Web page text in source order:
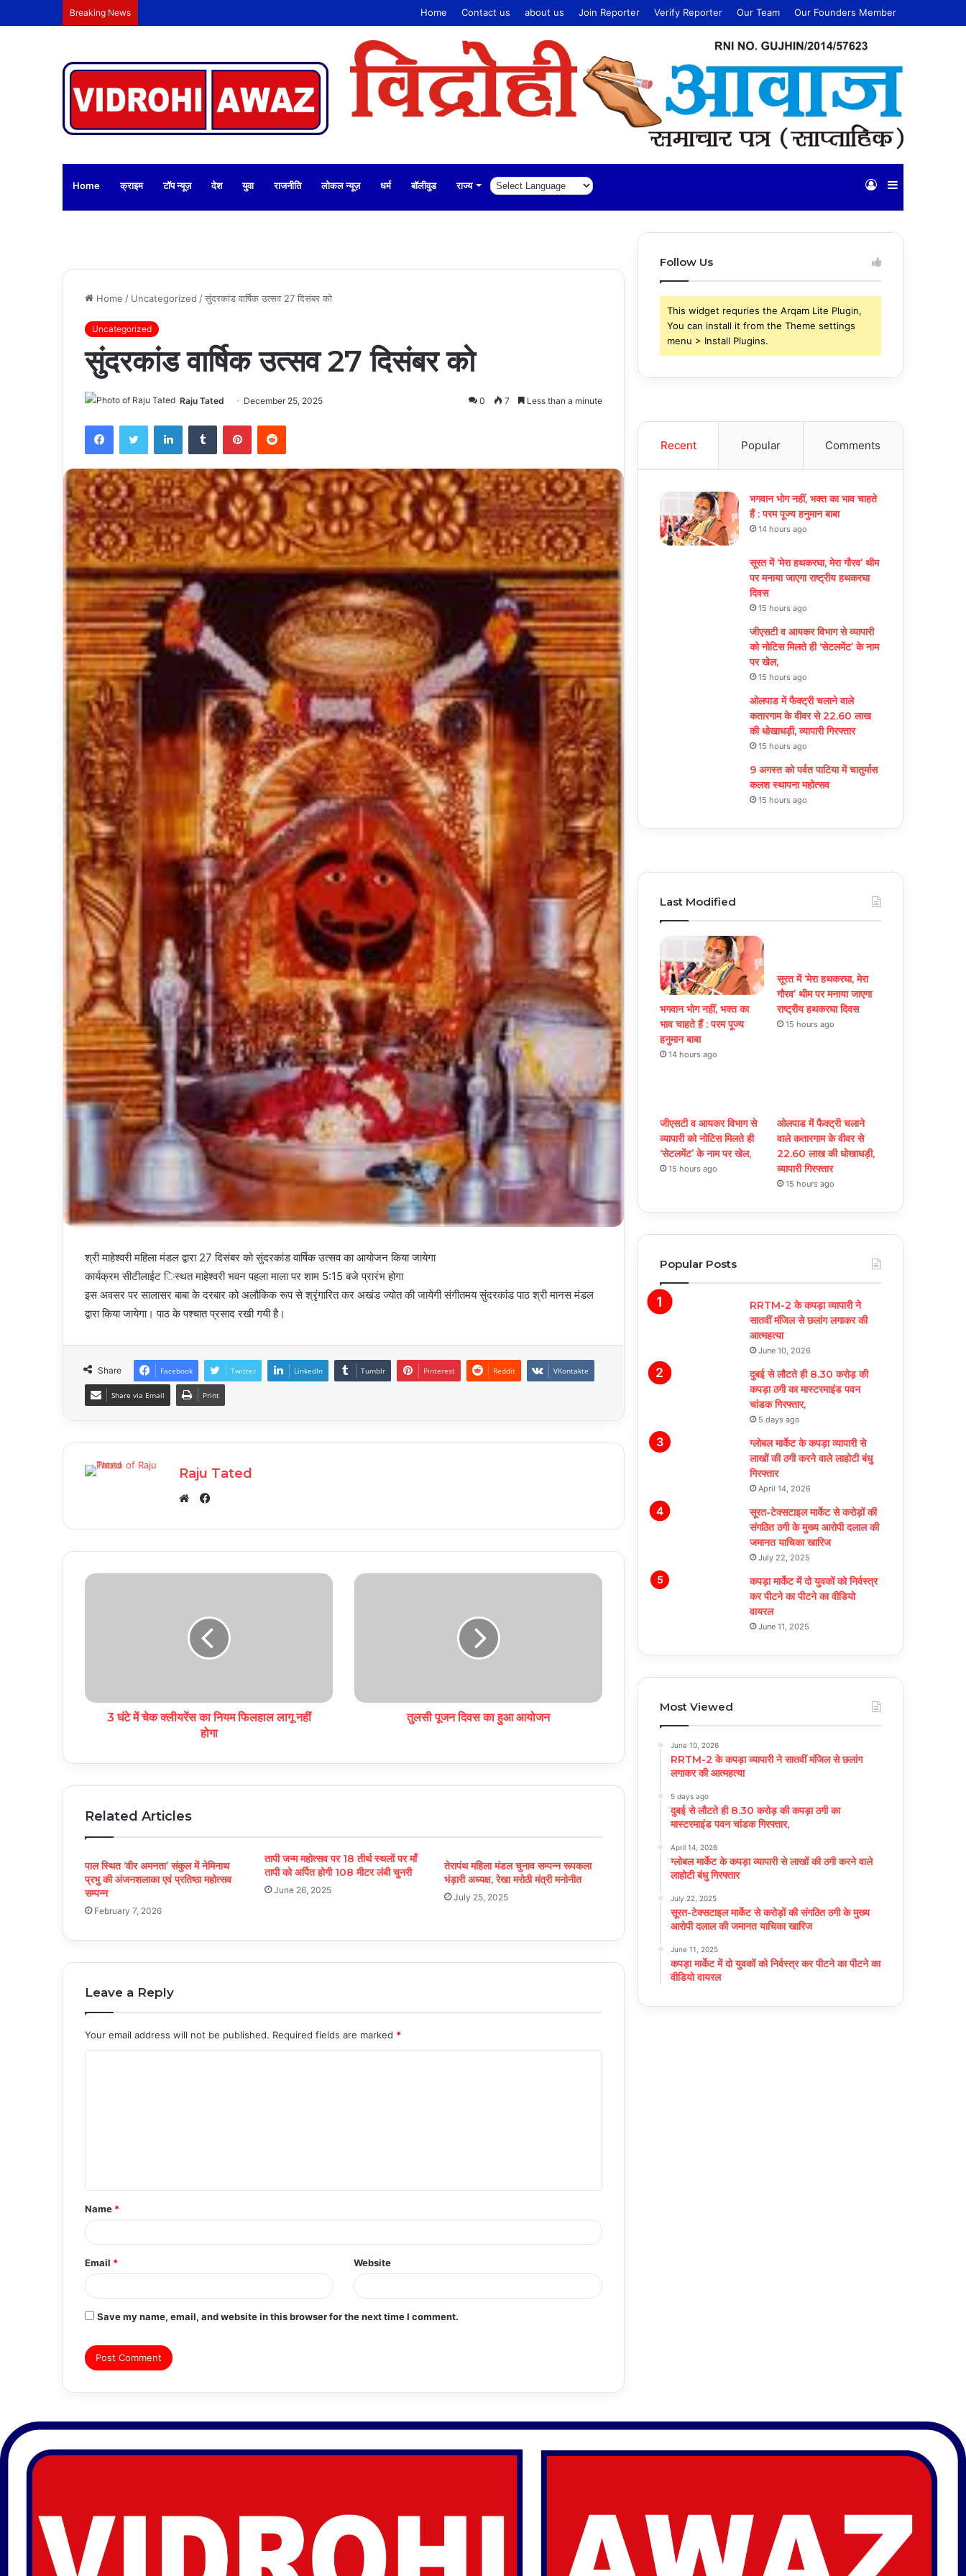
Breaking News Home Contact us about us Join Reporter Verify Reporter Our Team Our Founders Member
Home क्राइम टॉप न्यूज़ देश युवा राजनीति लोकल न्यूज़ धर्म बॉलीवुड राज्य Sidebar
Log
Home / Uncategorized /सुंदरकांड वार्षिक उत्सव 27 दिसंबर को
Uncategorized
सुंदरकांड वार्षिक उत्सव 27 दिसंबर को
Raju Tated December 25, 2025 0 7 Less than a minute
FacebookTwitter LinkedInTumblr PinterestReddit
श्री माहेश्वरी महिला मंडल द्वारा 27 दिसंबर को सुंदरकांड वार्षिक उत्सव का आयोजन किया जायेगा
कार्यक्रम सीटीलाईट िस्थत माहेश्वरी भवन पहला माला पर शाम 5:15 बजे प्रारंभ होगा
इस अवसर पर सालासर बाबा के दरबार को अलौकिक रूप से श्रृंगारित कर अखंड ज्योत की जायेगी संगीतमय सुंदरकांड पाठ श्री मानस मंडल
द्वारा किया जायेगा। पाठ के पश्चात प्रसाद रखी गयी है।
Share Facebook Twitter LinkedIn Tumblr Pinterest Reddit VKontakte
Share via Email Print
Raju Tated
Facebook
3 घंटे में चेक क्लीयरेंस का नियम फिलहाल लागू नहीं
होगा
तुलसी पूजन दिवस का हुआ आयोजन
Related Articles
पाल स्थित ‘वीर अमनता’ संकुल में नेमिनाथ
प्रभु की अंजनशलाका एवं प्रतिष्ठा महोत्सव
सम्पन्न
February 7, 2026
तापी जन्म महोत्सव पर 18 तीर्थ स्थलों पर माँ
तापी को अर्पित होगी 108 मीटर लंबी चुनरी
June 26, 2025
तेरापंथ महिला मंडल चुनाव सम्पन्न रूपकला
भंड़ारी अध्यक्ष, रेखा मरोठी मंत्री मनोनीत
July 25, 2025
Leave a Reply
Your email address will not be published. Required fields are marked *
t
*
Name *
Email * Website
Save my name, email, and website in this browser for the next time I comment.
Follow Us
This widget requries the Arqam Lite Plugin,
You can install it from the Theme settings
menu > Install Plugins.
Recent Popular Comments
भगवान भोग नहीं, भक्त का भाव चाहते
हैं : परम पूज्य हनुमान बाबा
14 hours ago
सूरत में ‘मेरा हथकरघा, मेरा गौरव’ थीम
पर मनाया जाएगा राष्ट्रीय हथकरघा
दिवस
15 hours ago
जीएसटी व आयकर विभाग से व्यापारी
को नोटिस मिलते ही ‘सेटलमेंट’ के नाम
पर खेल,
15 hours ago
ओलपाड में फैक्ट्री चलाने वाले
कतारगाम के वीवर से 22.60 लाख
की धोखाधड़ी, व्यापारी गिरफ्तार
15 hours ago
9 अगस्त को पर्वत पाटिया में चातुर्मास
कलश स्थापना महोत्सव
15 hours ago
Last Modified
भगवान भोग नहीं, भक्त का
भाव चाहते हैं : परम पूज्य
हनुमान बाबा
14 hours ago
सूरत में ‘मेरा हथकरघा, मेरा
गौरव’ थीम पर मनाया जाएगा
राष्ट्रीय हथकरघा दिवस
15 hours ago
जीएसटी व आयकर विभाग से
व्यापारी को नोटिस मिलते ही
‘सेटलमेंट’ के नाम पर खेल,
15 hours ago
ओलपाड में फैक्ट्री चलाने
वाले कतारगाम के वीवर से
22.60 लाख की धोखाधड़ी,
व्यापारी गिरफ्तार
15 hours ago
Popular Posts
RRTM-2 के कपड़ा व्यापारी ने
सातवीं मंजिल से छलांग लगाकर की
आत्महत्या
June 10, 2026
दुबई से लौटते ही 8.30 करोड़ की
कपड़ा ठगी का मास्टरमाइंड पवन
चांडक गिरफ्तार,
5 days ago
ग्लोबल मार्केट के कपड़ा व्यापारी से
लाखों की ठगी करने वाले लाहोटी बंधु
गिरफ्तार
April 14, 2026
सूरत-टेक्सटाइल मार्केट से करोड़ों की
संगठित ठगी के मुख्य आरोपी दलाल की
जमानत याचिका खारिज
July 22, 2025
कपड़ा मार्केट में दो युवकों को निर्वस्त्र
कर पीटने का पीटने का वीडियो
वायरल
June 11, 2025
Most Viewed
June 10, 2026
RRTM-2 के कपड़ा व्यापारी ने सातवीं मंजिल से छलांग
लगाकर की आत्महत्या
5 days ago
दुबई से लौटते ही 8.30 करोड़ की कपड़ा ठगी का
मास्टरमाइंड पवन चांडक गिरफ्तार,
April 14, 2026
ग्लोबल मार्केट के कपड़ा व्यापारी से लाखों की ठगी करने वाले
लाहोटी बंधु गिरफ्तार
July 22, 2025
सूरत-टेक्सटाइल मार्केट से करोड़ों की संगठित ठगी के मुख्य
आरोपी दलाल की जमानत याचिका खारिज
June 11, 2025
कपड़ा मार्केट में दो युवकों को निर्वस्त्र कर पीटने का पीटने का
वीडियो वायरल